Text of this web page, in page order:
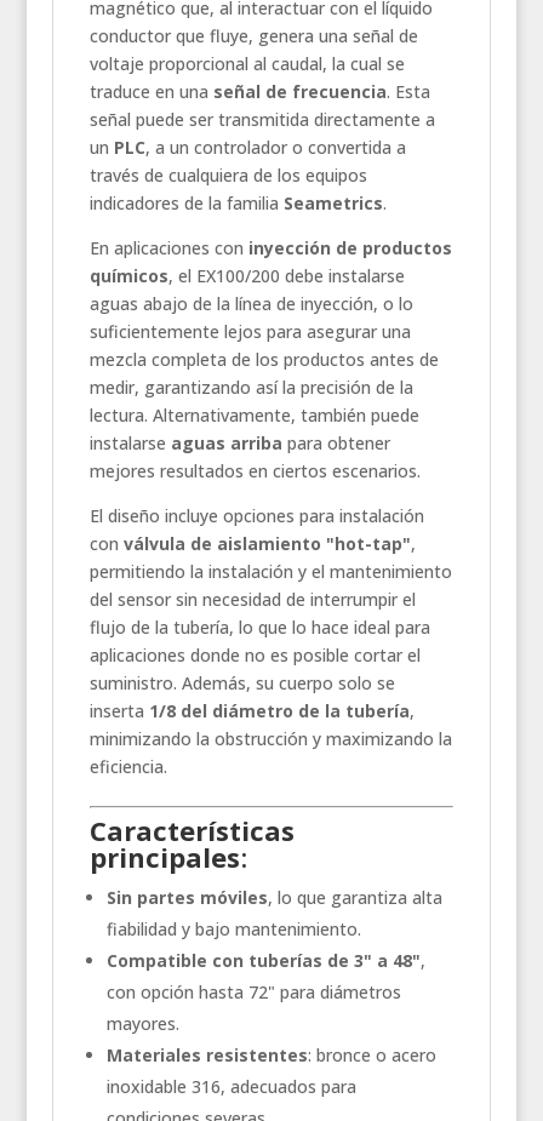
magnético que, al interactuar con el líquido
conductor que fluye, genera una señal de
voltaje proporcional al caudal, la cual se
traduce en una señal de frecuencia. Esta
señal puede ser transmitida directamente a
un PLC, a un controlador o convertida a
través de cualquiera de los equipos
indicadores de la familia Seametrics.
En aplicaciones con inyección de productos
químicos, el EX100/200 debe instalarse
aguas abajo de la línea de inyección, o lo
suficientemente lejos para asegurar una
mezcla completa de los productos antes de
medir, garantizando así la precisión de la
lectura. Alternativamente, también puede
instalarse aguas arriba para obtener
mejores resultados en ciertos escenarios.
El diseño incluye opciones para instalación
con válvula de aislamiento "hot-tap",
permitiendo la instalación y el mantenimiento
del sensor sin necesidad de interrumpir el
flujo de la tubería, lo que lo hace ideal para
aplicaciones donde no es posible cortar el
suministro. Además, su cuerpo solo se
inserta 1/8 del diámetro de la tubería,
minimizando la obstrucción y maximizando la
eficiencia.
Características
principales:
Sin partes móviles, lo que garantiza alta
fiabilidad y bajo mantenimiento.
Compatible con tuberías de 3" a 48",
con opción hasta 72" para diámetros
mayores.
Materiales resistentes: bronce o acero
inoxidable 316, adecuados para